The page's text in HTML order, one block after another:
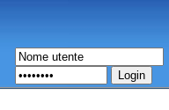
Login